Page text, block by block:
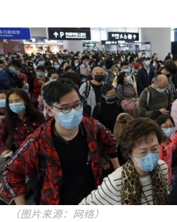
（图片来源：网络）